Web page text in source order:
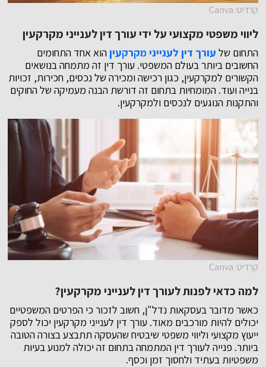
קרדיט: Canva
ליווי משפטי מקצועי על ידי עורך דין לענייני מקרקעין
התחום של עורך דין לענייני מקרקעיןהוא אחד התחומים
החשובים ביותר בעולם המשפטי. עורך דין זה מתמחה בנושאים
הקשורים למקרקעין, כגון רכישה ומכירה של נכסים, חכירות, זכויות
בנייה ועוד. המומחיות בתחום זה דורשת הבנה מעמיקה של החוקים
והתקנות הנוגעים לנכסים ולמקרקעין.
קרדיט: Canva
למה כדאי לפנות לעורך דין לענייני מקרקעין?
כאשר מדובר בעסקאות נדל"ן, חשוב לזכור כי הפרטים המשפטיים
יכולים להיות מורכבים מאוד. עורך דין לענייני מקרקעין יכול לספק
ייעוץ מקצועי וליווי משפטי שיבטיח שהעסקה תתבצע בצורה הטובה
ביותר. פנייה לעורך דין המתמחה בתחום זה יכולה למנוע בעיות
משפטיות בעתיד ולחסוך זמן וכסף.